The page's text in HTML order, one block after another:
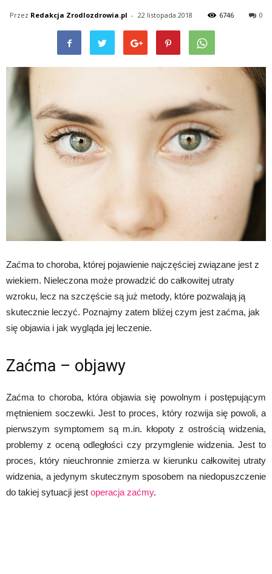
Przez Redakcja Zrodlozdrowia.pl - 22 listopada 2018 6746 0
Zaćma to choroba, której pojawienie najczęściej związane jest z
wiekiem. Nieleczona może prowadzić do całkowitej utraty
wzroku, lecz na szczęście są już metody, które pozwalają ją
skutecznie leczyć. Poznajmy zatem bliżej czym jest zaćma, jak
się objawia i jak wygląda jej leczenie.
Zaćma – objawy
Zaćma to choroba, która objawia się powolnym i postępującym
mętnieniem soczewki. Jest to proces, który rozwija się powoli, a
pierwszym symptomem są m.in. kłopoty z ostrością widzenia,
problemy z oceną odległości czy przymglenie widzenia. Jest to
proces, który nieuchronnie zmierza w kierunku całkowitej utraty
widzenia, a jedynym skutecznym sposobem na niedopuszczenie
do takiej sytuacji jest operacja zaćmy.